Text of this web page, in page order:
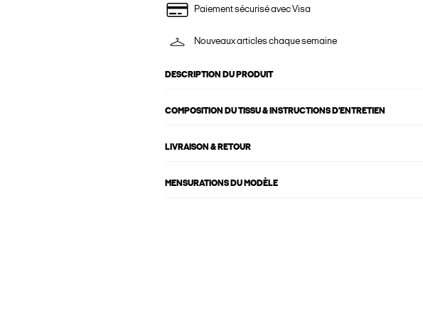
Paiement sécurisé avec Visa
Nouveaux articles chaque semaine
DESCRIPTION DU PRODUIT
COMPOSITION DU TISSU & INSTRUCTIONS D'ENTRETIEN
LIVRAISON & RETOUR
MENSURATIONS DU MODÈLE